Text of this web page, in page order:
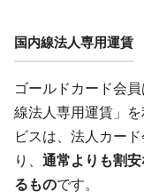
国内線法人専用運賃
ゴールドカード会
線法人専用運賃」
ビスは、法人カー
り、 通常よりも割
るものです。